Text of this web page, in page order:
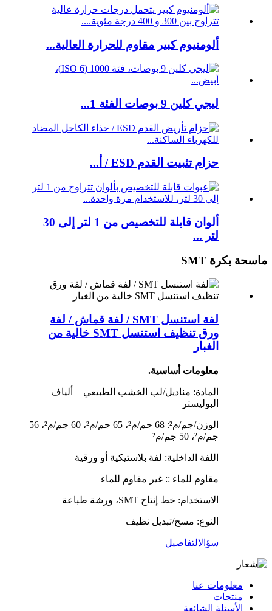
ألومنيوم كبير مقاوم للحرارة العالية...
ليجي كلين 9 بوصات الفئة 1...
حزام تثبيت القدم ESD / أ...
ألوان قابلة للتخصيص من 1 لتر إلى 30
لتر ...
ماسحة بكرة SMT
لفة استنسل SMT / لفة قماش / لفة
ورق تنظيف استنسل SMT خالية من
الغبار
معلومات أساسية.
المادة: مناديل/لب الخشب الطبيعي + ألياف
البوليستر
الوزن/جم/م²: 68 جم/م²، 65 جم/م²، 60 جم/م²، 56
جم/م²، 50 جم/م²
اللفة الداخلية: لفة بلاستيكية أو ورقية
مقاوم للماء :: غير مقاوم للماء
الاستخدام: خط إنتاج SMT، ورشة طباعة
النوع: مسح/تبديل نظيف
سؤالالتفاصيل
معلومات عنا
منتجات
الأسئلة الشائعة